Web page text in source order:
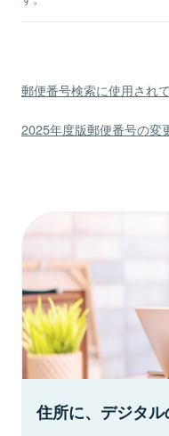
郵便番号検索に使用され
2025年度版郵便番号の変
住所に、デジタル